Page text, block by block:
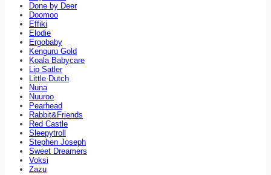
Done by Deer
Doomoo
Effiki
Elodie
Ergobaby
Kenguru Gold
Koala Babycare
Lip Satler
Little Dutch
Nuna
Nuuroo
Pearhead
Rabbit&Friends
Red Castle
Sleepytroll
Stephen Joseph
Sweet Dreamers
Voksi
Zazu